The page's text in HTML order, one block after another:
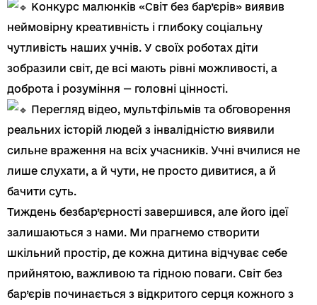
Конкурс малюнків «Світ без бар’єрів» виявив
неймовірну креативність і глибоку соціальну
чутливість наших учнів. У своїх роботах діти
зобразили світ, де всі мають рівні можливості, а
доброта і розуміння — головні цінності.
Перегляд відео, мультфільмів та обговорення
реальних історій людей з інвалідністю виявили
сильне враження на всіх учасників. Учні вчилися не
лише слухати, а й чути, не просто дивитися, а й
бачити суть.
Тиждень безбар’єрності завершився, але його ідеї
залишаються з нами. Ми прагнемо створити
шкільний простір, де кожна дитина відчуває себе
прийнятою, важливою та гідною поваги. Світ без
бар’єрів починається з відкритого серця кожного з